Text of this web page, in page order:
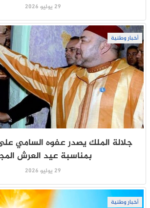
29 يوليو 2026
أخبار وطنية
بمناسبة عيد العرش
29 يوليو 2026
أخبار وطنية